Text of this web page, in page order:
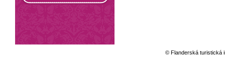
© Flanderská turistická